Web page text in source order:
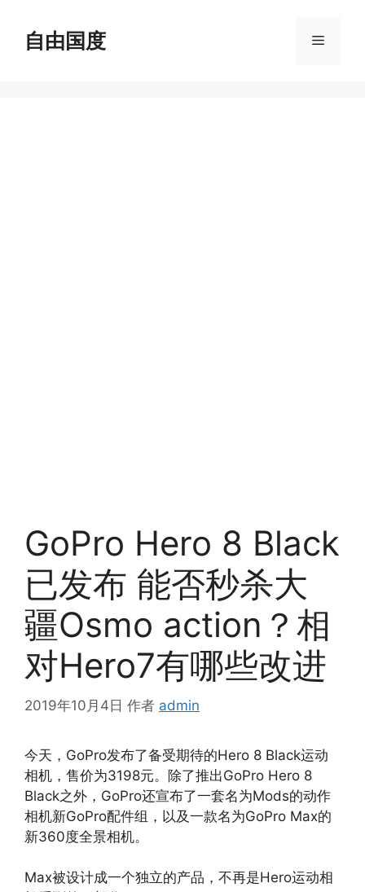
自由国度 菜
GoPro Hero 8 Black
已发布 能否秒杀大
疆Osmo action？相
对Hero7有哪些改进
2019年10月4日 作者 admin
今天，GoPro发布了备受期待的Hero 8 Black运动
相机，售价为3198元。除了推出GoPro Hero 8
Black之外，GoPro还宣布了一套名为Mods的动作
相机新GoPro配件组，以及一款名为GoPro Max的
新360度全景相机。
Max被设计成一个独立的产品，不再是Hero运动相